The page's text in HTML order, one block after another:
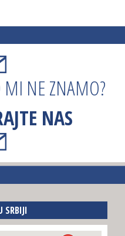
MI NE ZNAMO?
NAS
SRBIJI